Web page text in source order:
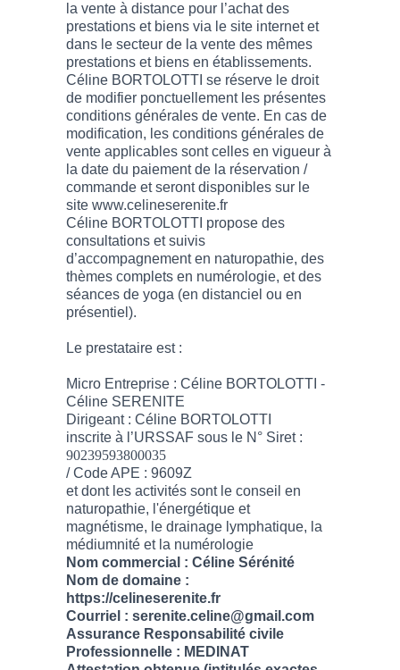
la vente à distance pour l’achat des
prestations et biens via le site internet et
dans le secteur de la vente des mêmes
prestations et biens en établissements.
Céline BORTOLOTTI se réserve le droit
de modifier ponctuellement les présentes
conditions générales de vente. En cas de
modification, les conditions générales de
vente applicables sont celles en vigueur à
la date du paiement de la réservation /
commande et seront disponibles sur le
site www.celineserenite.fr
Céline BORTOLOTTI propose des
consultations et suivis
d’accompagnement en naturopathie, des
thèmes complets en numérologie, et des
séances de yoga (en distanciel ou en
présentiel).
Le prestataire est :
Micro Entreprise : Céline BORTOLOTTI -
Céline SERENITE
Dirigeant : Céline BORTOLOTTI
inscrite à l’URSSAF sous le N° Siret :
90239593800035
/ Code APE : 9609Z
et dont les activités sont le conseil en
naturopathie, l'énergétique et
magnétisme, le drainage lymphatique, la
médiumnité et la numérologie
Nom commercial : Céline Sérénité
Nom de domaine :
https://celineserenite.fr
Courriel : serenite.celine@gmail.com
Assurance Responsabilité civile
Professionnelle : MEDINAT